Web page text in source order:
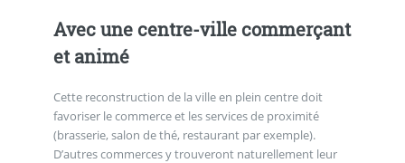
Avec une centre-ville commerçant
et animé
Cette reconstruction de la ville en plein centre doit
favoriser le commerce et les services de proximité
(brasserie, salon de thé, restaurant par exemple).
D’autres commerces y trouveront naturellement leur